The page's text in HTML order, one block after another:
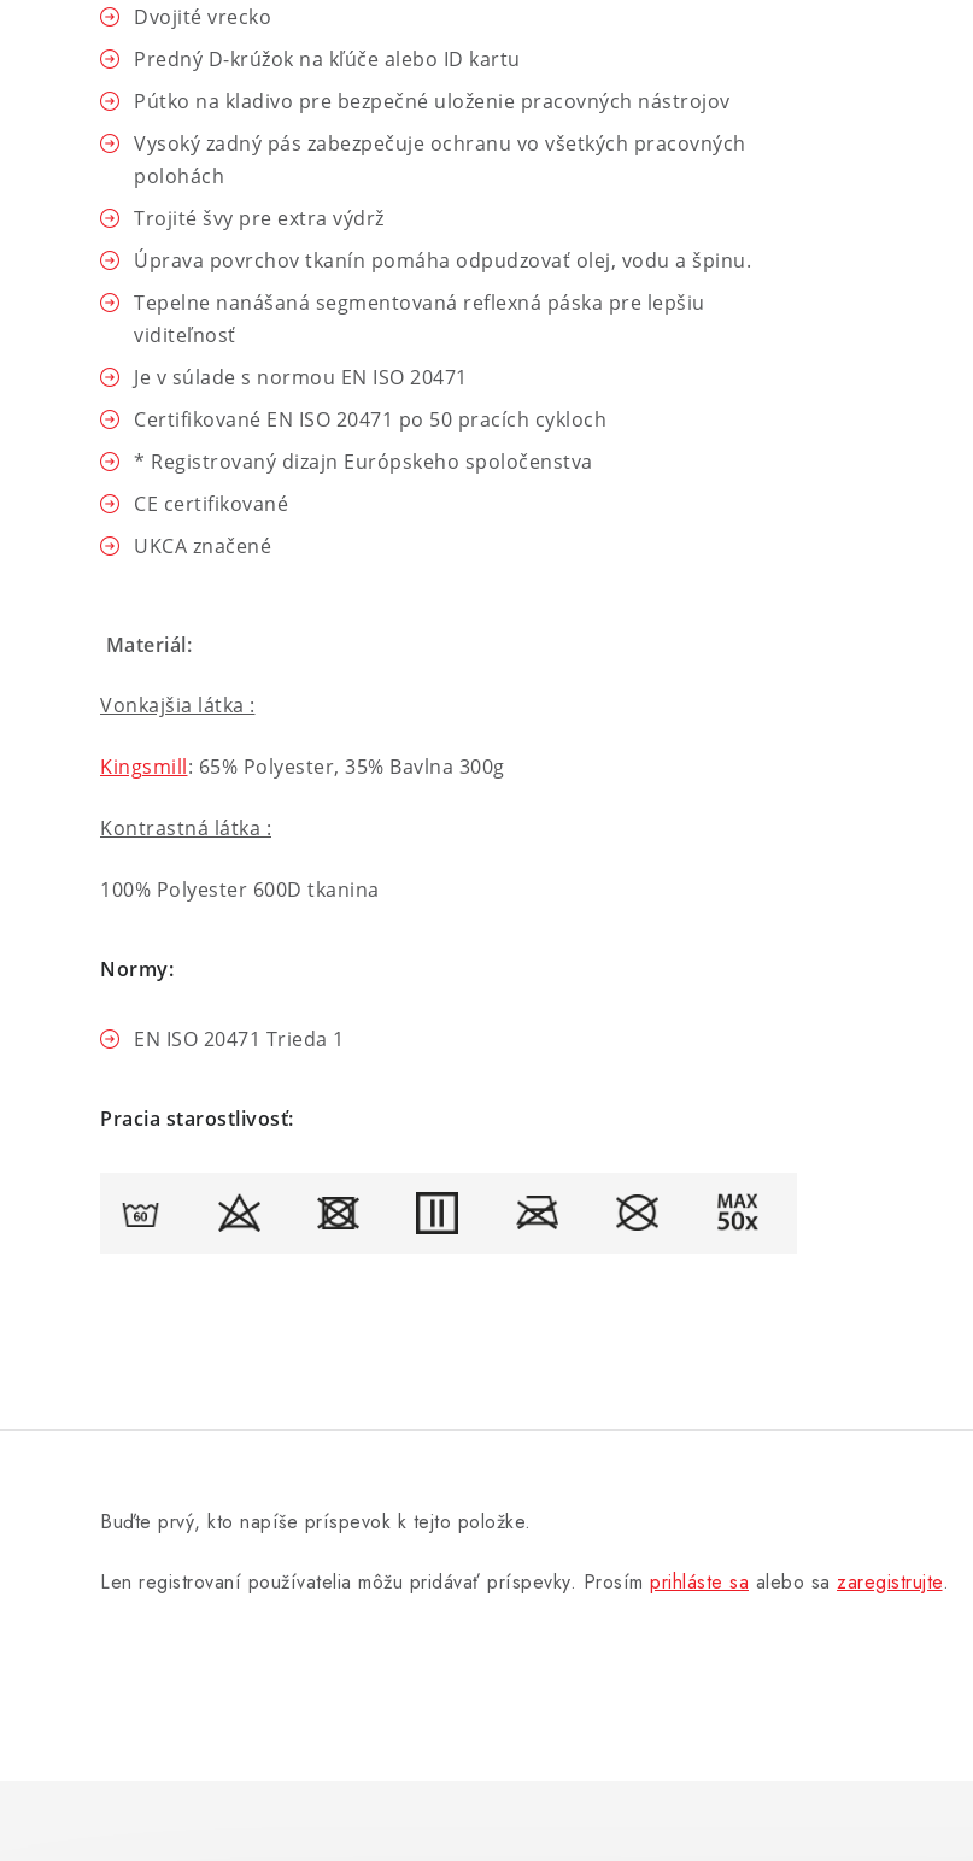
Dvojité vrecko
Predný D-krúžok na kľúče alebo ID kartu
Pútko na kladivo pre bezpečné uloženie pracovných nástrojov
Vysoký zadný pás zabezpečuje ochranu vo všetkých pracovných
polohách
Trojité švy pre extra výdrž
Úprava povrchov tkanín pomáha odpudzovať olej, vodu a špinu.
Tepelne nanášaná segmentovaná reflexná páska pre lepšiu
viditeľnosť
Je v súlade s normou EN ISO 20471
Certifikované EN ISO 20471 po 50 pracích cykloch
* Registrovaný dizajn Európskeho spoločenstva
CE certifikované
UKCA značené
Materiál:
Vonkajšia látka :
Kingsmill: 65% Polyester, 35% Bavlna 300g
Kontrastná látka :
100% Polyester 600D tkanina
Normy:
EN ISO 20471 Trieda 1
Pracia starostlivosť:
Buďte prvý, kto napíše príspevok k tejto položke.
Len registrovaní používatelia môžu pridávať príspevky. Prosím prihláste sa alebo sa zaregistrujte.